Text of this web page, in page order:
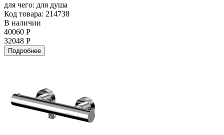
для чего: для душа
Код товара: 214738
В наличии
40060 Р
32048 Р
Подробнее